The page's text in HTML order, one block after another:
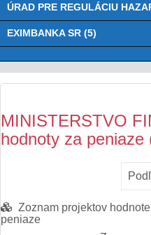
ÚRAD PRE REGULÁCIU
EXIMBANKA SR (5)
MINISTERSTVO
hodnoty za peniaze
Zoznam projektov
peniaze